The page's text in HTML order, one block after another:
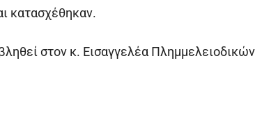
κατασχέθηκαν.
στον κ. Εισαγγελέα Πλημμελειοδικών